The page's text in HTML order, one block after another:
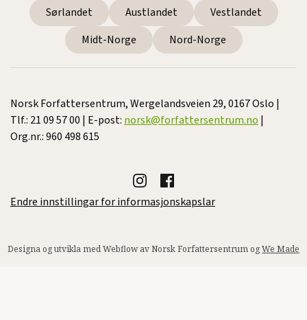
Sørlandet Austlandet
Vestlandet
Midt-Norge
Nord-Norge
Norsk Forfattersentrum, Wergelandsveien 29, 0167 Oslo |
Tlf.: 21 09 57 00 | E-post: norsk@forfattersentrum.no |
Org.nr.: 960 498 615
Endre innstillingar for informasjonskapslar
Designa og utvikla med Webflow av Norsk Forfattersentrum ogWe Made